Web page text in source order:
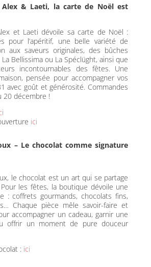
Alex & Laeti, la carte de Noël est
et Laeti dévoile sa carte de Noël :
pour l’apéritif, une belle variété de
aux saveurs originales, des bûches
Bellissima ou La Spéclüght, ainsi que
incontournables des fêtes. Une
pensée pour accompagner vos
avec goût et générosité. Commandes
20 décembre !
ici
– Le chocolat comme signature
le chocolat est un art qui se partage
les fêtes, la boutique dévoile une
: coffrets gourmands, chocolats fins,
Chaque pièce mêle savoir-faire et
accompagner un cadeau, garnir une
offrir un moment de pure douceur
: ici